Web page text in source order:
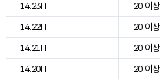
14.23H
20 이상
14.22H
20 이상
14.21H
20 이상
14.20H
20 이상